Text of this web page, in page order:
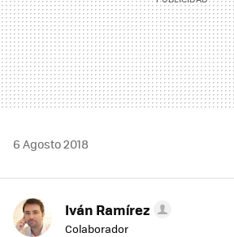
6 Agosto 2018
Iván Ramírez
Colaborador